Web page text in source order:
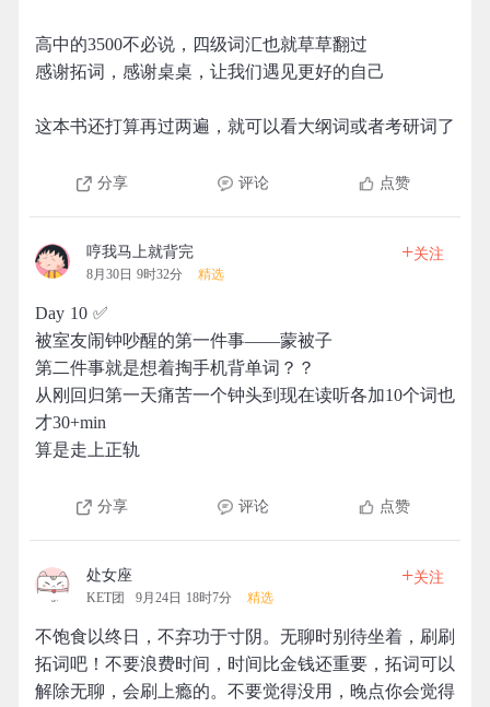
高中的3500不必说，四级词汇也就草草翻过
感谢拓词，感谢桌桌，让我们遇见更好的自己
这本书还打算再过两遍，就可以看大纲词或者考研词了
分享 评论 点赞
哼我马上就背完
8月30日 9时32分 精选
+关注
Day 10 ✅
被室友闹钟吵醒的第一件事——蒙被子
第二件事就是想着掏手机背单词？？
从刚回归第一天痛苦一个钟头到现在读听各加10个词也
才30+min
算是走上正轨
分享 评论 点赞
处女座
KET团 9月24日 18时7分 精选
+关注
不饱食以终日，不弃功于寸阴。无聊时别待坐着，刷刷
拓词吧！不要浪费时间，时间比金钱还重要，拓词可以
解除无聊，会刷上瘾的。不要觉得没用，晚点你会觉得